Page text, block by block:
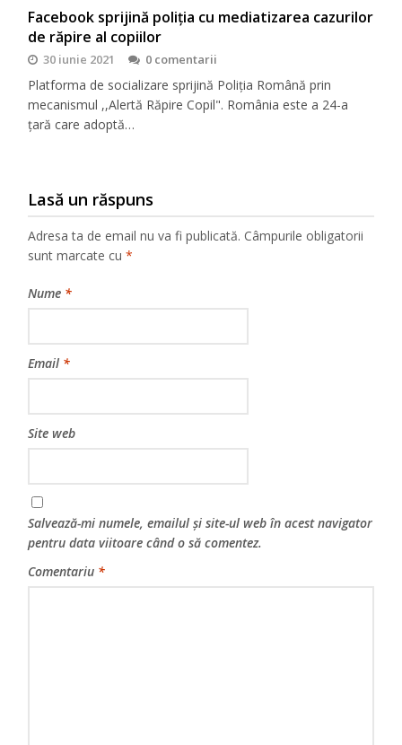
Facebook sprijină poliția cu mediatizarea cazurilor
de răpire al copiilor
30 iunie 2021 0 comentarii
Platforma de socializare sprijină Poliția Română prin
mecanismul ,,Alertă Răpire Copil". România este a 24-a
țară care adoptă…
Lasă un răspuns
Adresa ta de email nu va fi publicată. Câmpurile obligatorii
sunt marcate cu*
Nume *
Email *
Site web
Salvează-mi numele, emailul și site-ul web în acest navigator
pentru data viitoare când o să comentez.
Comentariu *